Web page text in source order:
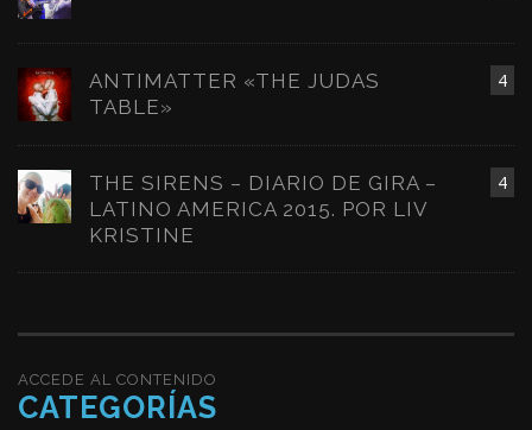
4
ANTIMATTER «THE JUDAS
TABLE»
4
THE SIRENS – DIARIO DE GIRA –
LATINO AMERICA 2015. POR LIV
KRISTINE
ACCEDE AL CONTENIDO
CATEGORÍAS